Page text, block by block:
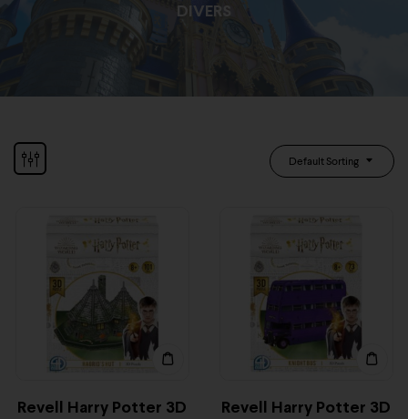
DIVERS
Default Sorting
Revell Harry Potter 3D
Revell Harry Potter 3D